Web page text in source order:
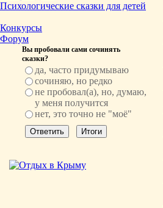
Психологические сказки для детей
Конкурсы
Форум
Вы пробовали сами сочинять
сказки?
да, часто придумываю
сочиняю, но редко
не пробовал(а), но, думаю,
у меня получится
нет, это точно не "моё"